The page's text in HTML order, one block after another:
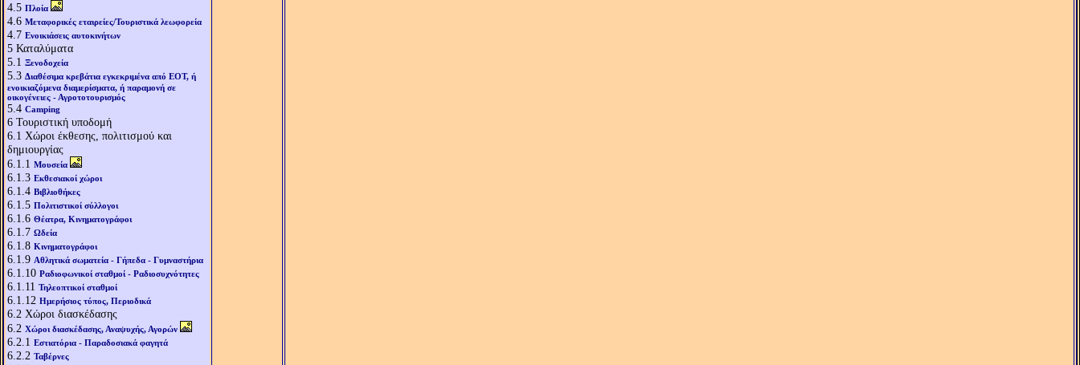
4.5 Πλοία
4.6 Μεταφορικές εταιρείες/Τουριστικά λεωφορεία
4.7 Ενοικιάσεις αυτοκινήτων
5 Καταλύματα
5.1 Ξενοδοχεία
5.3 Διαθέσιμα κρεβάτια εγκεκριμένα από ΕΟΤ, ή
ενοικιαζόμενα διαμερίσματα, ή παραμονή σε
οικογένειες - Αγροτοτουρισμός
5.4 Camping
6 Τουριστική υποδομή
6.1 Χώροι έκθεσης, πολιτισμού και
δημιουργίας
6.1.1 Μουσεία
6.1.3 Εκθεσιακοί χώροι
6.1.4 Βιβλιοθήκες
6.1.5 Πολιτιστικοί σύλλογοι
6.1.6 Θέατρα, Κινηματογράφοι
6.1.7 Ωδεία
6.1.8 Κινηματογράφοι
6.1.9 Αθλητικά σωματεία - Γήπεδα - Γυμναστήρια
6.1.10 Ραδιοφωνικοί σταθμοί - Ραδιοσυχνότητες
6.1.11 Τηλεοπτικοί σταθμοί
6.1.12 Ημερήσιος τύπος, Περιοδικά
6.2 Χώροι διασκέδασης
6.2 Χώροι διασκέδασης, Αναψυχής, Αγορών
6.2.1 Εστιατόρια - Παραδοσιακά φαγητά
6.2.2 Ταβέρνες